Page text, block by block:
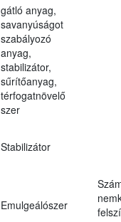
gátló anyag,
savanyúságot
szabályozó
anyag,
stabilizátor,
sűrítőanyag,
térfogatnövelő
szer
Stabilizátor
Emulgeálószer